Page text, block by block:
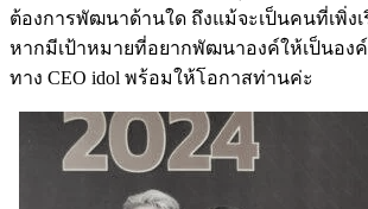
ต้องการพัฒนาด้านใด ถึงแม้จะเป็นคนที่เพิ่ง
หากมีเป้าหมายที่อยากพัฒนาองค์ให้เป็นอง
ทาง CEO idol พร้อมให้โอกาสท่านค่ะ